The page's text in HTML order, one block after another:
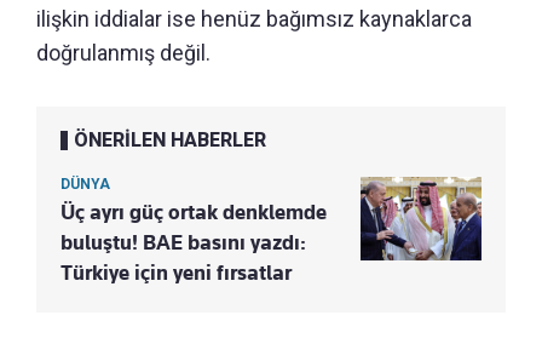
ilişkin iddialar ise henüz bağımsız kaynaklarca
doğrulanmış değil.
ÖNERİLEN HABERLER
DÜNYA
Üç ayrı güç ortak denklemde
buluştu! BAE basını yazdı:
Türkiye için yeni fırsatlar